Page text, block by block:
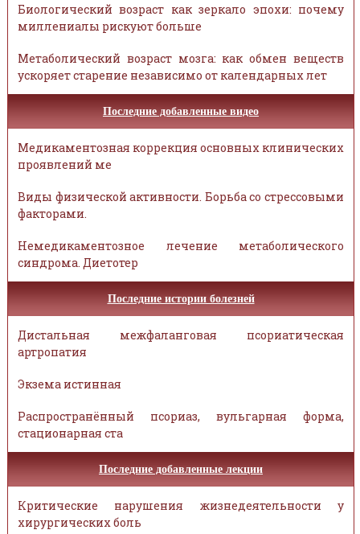
Биологический возраст как зеркало эпохи: почему
миллениалы рискуют больше
Метаболический возраст мозга: как обмен веществ
ускоряет старение независимо от календарных лет
Последние добавленные видео
Медикаментозная коррекция основных клинических
проявлений ме
Виды физической активности. Борьба со стрессовыми
факторами.
Немедикаментозное лечение метаболического
синдрома. Диетотер
Последние истории болезней
Дистальная межфаланговая псориатическая
артропатия
Экзема истинная
Распространённый псориаз, вульгарная форма,
стационарная ста
Последние добавленные лекции
Критические нарушения жизнедеятельности у
хирургических боль